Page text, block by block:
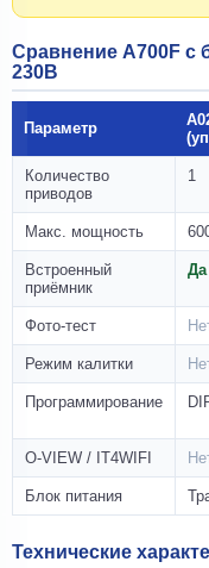
Сравнение A700F с
230В
Параметр
Количество
приводов
1
Макс. мощность
Встроенный
приёмник
Да
Фото-тест
Режим калитки
Программирование
O-VIEW / IT4WIFI
Блок питания
Технические